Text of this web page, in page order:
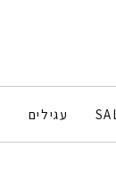
עגילים